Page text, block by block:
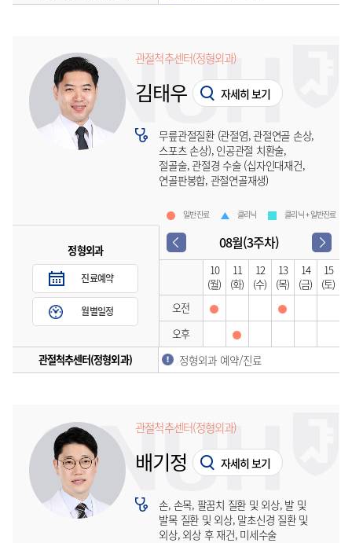
관절척추센터(정형외과)
김태우 자세히 보기
무릎관절질환 (관절염, 관절연골 손상,
스포츠 손상), 인공관절 치환술,
절골술, 관절경 수술 (십자인대재건,
연골판봉합, 관절연골재생)
일반진료 클리닉 클리닉 + 일반진료
정형외과
진료예약
월별일정
08월(3주차)
10
(월)
11
(화)
12
(수)
13
(목)
14
(금)
15
(토)
오전
오후
관절척추센터(정형외과)
정형외과 예약/진료
관절척추센터(정형외과)
배기정 자세히 보기
손, 손목, 팔꿈치 질환 및 외상, 발 및
발목 질환 및 외상, 말초신경 질환 및
외상, 외상 후 재건, 미세수술